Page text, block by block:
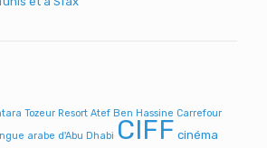
Tozeur Resort Atef Ben Hassine Carrefour
arabe d'Abu Dhabi CIFF cinéma